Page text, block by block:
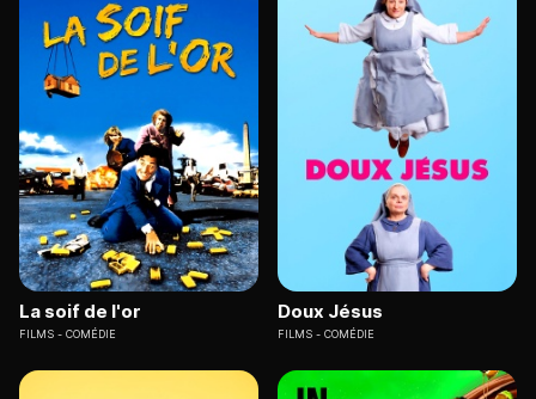
La soif de l'or
FILMS COMÉDIE
Doux Jésus
FILMS COMÉDIE